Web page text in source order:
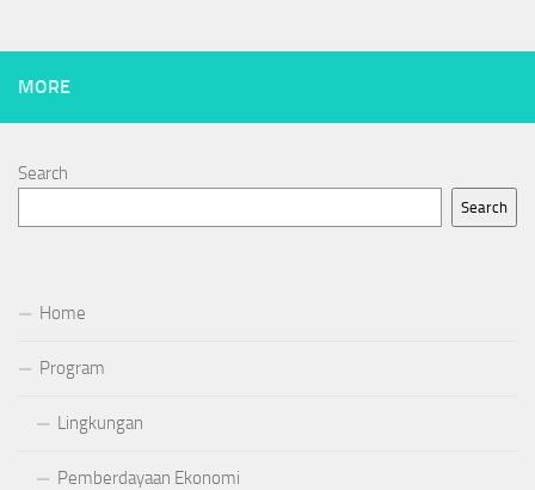
MORE
Search
Search
Home
Program
Lingkungan
Pemberdayaan Ekonomi